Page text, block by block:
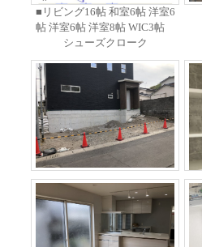
■リビング16帖 和室6帖 洋室6
帖 洋室6帖 洋室8帖 WIC3帖
シューズクローク